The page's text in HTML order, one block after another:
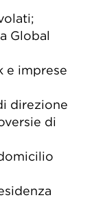
Global
e imprese
direzione
di